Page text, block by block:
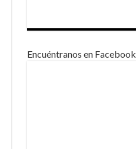
Encuéntranos en Facebook